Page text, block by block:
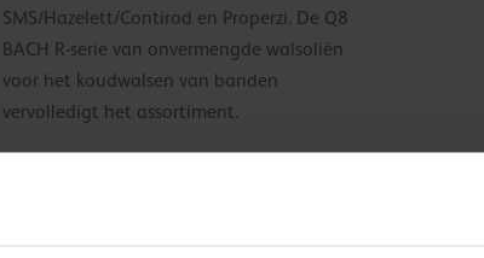
SMS/Hazelett/Contirod en Properzi. De Q8
BACH R-serie van onvermengde walsoliën
voor het koudwalsen van banden
vervolledigt het assortiment.
Vet voor aluminium leidingen